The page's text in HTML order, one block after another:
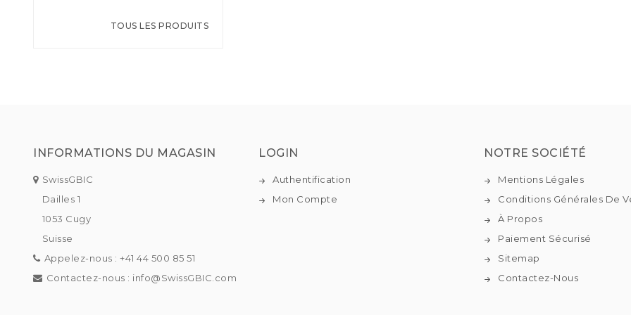
TOUS LES PRODUITS
INFORMATIONS DU MAGASIN
SwissGBIC
Dailles 1
1053 Cugy
Suisse
Appelez-nous : +41 44 500 85 51
Contactez-nous : info@SwissGBIC.com
LOGIN
Authentification
Mon Compte
NOTRE SOCIÉTÉ
Mentions Légales
Conditions Générales De
À Propos
Paiement Sécurisé
Sitemap
Contactez-Nous